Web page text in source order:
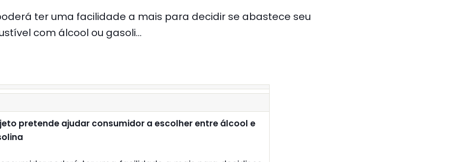
ter uma facilidade a mais para decidir se abastece seu
com álcool ou gasoli...
pretende ajudar consumidor a escolher entre álcool e